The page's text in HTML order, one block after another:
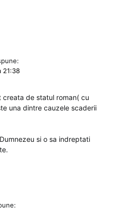
21:38
de statul roman( cu
una dintre cauzele scaderii
si o sa indreptati